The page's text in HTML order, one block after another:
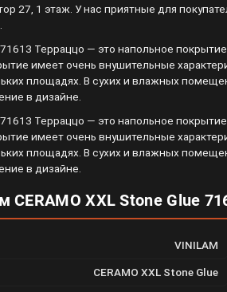
27, 1 этаж. У нас приятные для
Терраццо — это напольное
имеет очень внушительные
площадях. В сухих и влажных
в дизайне.
Терраццо — это напольное
имеет очень внушительные
площадях. В сухих и влажных
в дизайне.
XXL Stone Glue
VINILAM
CERAMO XXL Stone Glue